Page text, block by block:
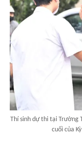
Thí sinh dự thi tại Trường
cuối của